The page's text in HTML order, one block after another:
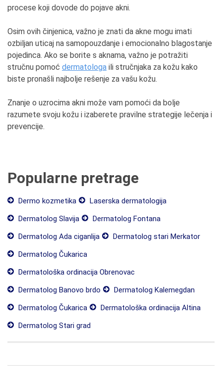
procese koji dovode do pojave akni.
Osim ovih činjenica, važno je znati da akne mogu imati
ozbiljan uticaj na samopouzdanje i emocionalno blagostanje
pojedinca. Ako se borite s aknama, važno je potražiti
stručnu pomoć dermatologa ili stručnjaka za kožu kako
biste pronašli najbolje rešenje za vašu kožu.
Znanje o uzrocima akni može vam pomoći da bolje
razumete svoju kožu i izaberete pravilne strategije lečenja i
prevencije.
Popularne pretrage
Dermo kozmetika
Laserska dermatologija
Dermatolog Slavija
Dermatolog Fontana
Dermatolog Ada ciganlija
Dermatolog stari Merkator
Dermatolog Čukarica
Dermatološka ordinacija Obrenovac
Dermatolog Banovo brdo
Dermatolog Kalemegdan
Dermatolog Čukarica
Dermatološka ordinacija Altina
Dermatolog Stari grad